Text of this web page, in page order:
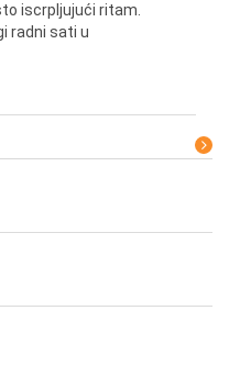
iscrpljujući ritam.
radni sati u